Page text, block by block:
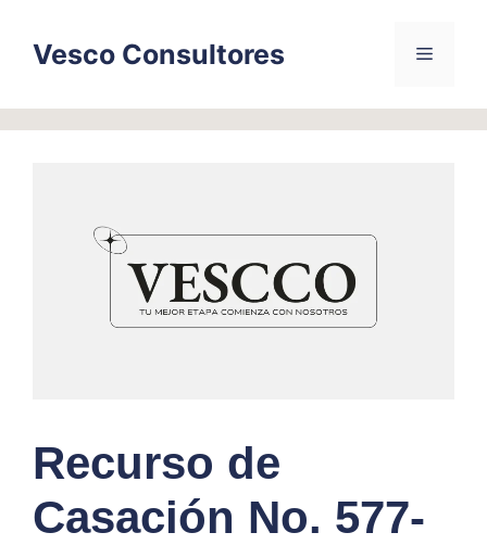
contentVesco Consultores Menu
Recurso de
Casación No. 577-